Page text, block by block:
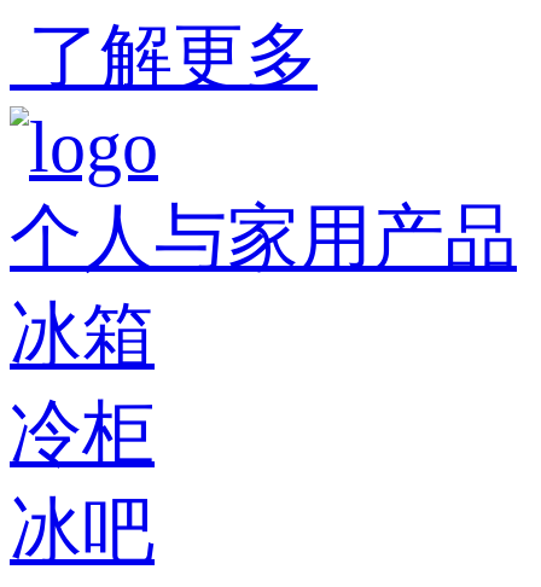
了解更多
个人与家用产品
冰箱
冷柜
冰吧